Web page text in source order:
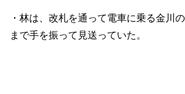
・林は、改札を通って電車に乗る金川
まで手を振って見送っていた。